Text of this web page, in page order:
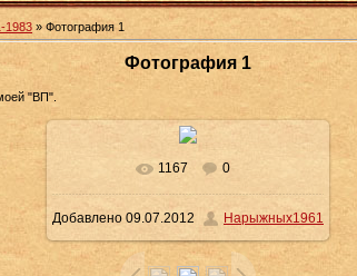
1983 » Фотография 1
Фотография 1
"ВП".
В реальном размере
126.5Kb
1167 0
Добавлено 09.07.2012 Нарыжных1961